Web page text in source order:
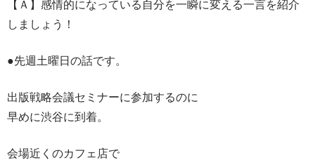
【Ａ】感情的になっている自分を一瞬に変える一言を紹介
しましょう！
●先週土曜日の話です。
出版戦略会議セミナーに参加するのに
早めに渋谷に到着。
会場近くのカフェ店で